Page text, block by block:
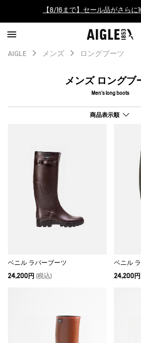
【最大50%OFF】FINAL SALEが
ログイン/会員登録で送料＆返
AIGLE CLUB ポイントサービス終了
【8/16まで】セール品がさらに
AIGLE メンズ ロングブーツ
メンズ ロングブ
Men’s long boots
商品表示順
ベニル ラバーブーツ
24,200円 (税込)
ベニル
24,200円